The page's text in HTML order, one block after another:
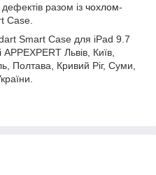
разом із чохлом-
Case.
Smart Case для iPad 9.7
Львів, Київ,
Полтава, Кривий Ріг, Суми,